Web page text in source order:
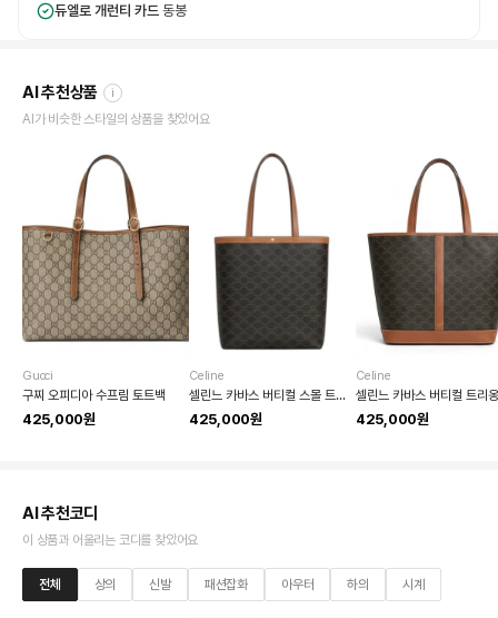
듀엘로 개런티 카드 동봉
AI 추천상품 i
AI가 비슷한 스타일의 상품을 찾았어요
Gucci
구찌 오피디아 수프림 토트백
425,000원
Celine
셀린느 카바스 버티컬 스몰 트리옹프 캔버스 토트백
425,000원
Celine
425,000원
AI 추천코디
이 상품과 어울리는 코디를 찾았어요
전체 상의 신발 패션잡화 아우터 하의 시계